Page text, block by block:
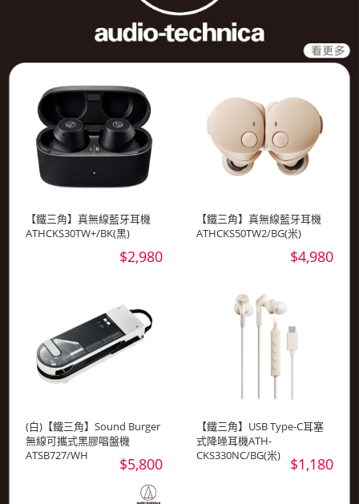
【鐵三角】真無線藍牙耳機
ATHCKS30TW+/BK(黑)
$2,980
【鐵三角】真無線藍牙耳機
ATHCKS50TW2/BG(米)
$4,980
(白)【鐵三角】Sound Burger
無線可攜式黑膠唱盤機
ATSB727/WH
$5,800
【鐵三角】USB Type-C耳塞
式降噪耳機ATH-
CKS330NC/BG(米)
$1,180